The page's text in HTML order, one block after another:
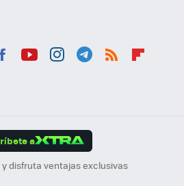
a
y disfruta ventajas exclusivas